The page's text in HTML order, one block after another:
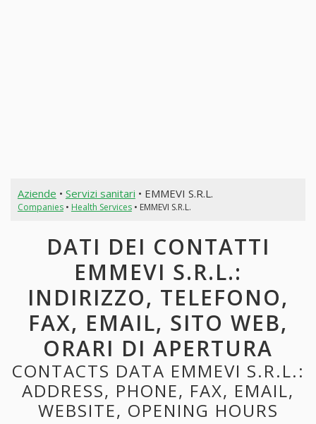
Aziende • Servizi sanitari • EMMEVI S.R.L.
Companies• Health Services• EMMEVI S.R.L.
DATI DEI CONTATTI
EMMEVI S.R.L.:
INDIRIZZO, TELEFONO,
FAX, EMAIL, SITO WEB,
ORARI DI APERTURA
CONTACTS DATA EMMEVI S.R.L.:
ADDRESS, PHONE, FAX, EMAIL,
WEBSITE, OPENING HOURS